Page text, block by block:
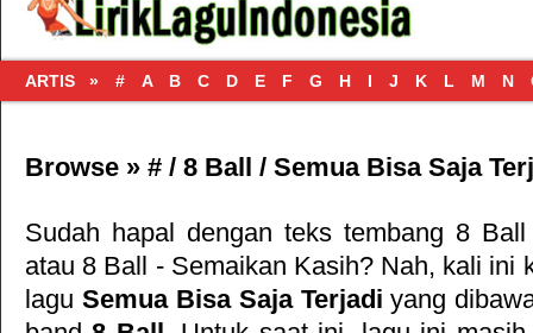
ARTIS » # A B C D E F G H I J K L M N
Browse » # / 8 Ball / Semua Bisa Saja
Sudah hapal dengan teks tembang 8 Ball
atau 8 Ball - Semaikan Kasih? Nah, kali ini
lagu Semua Bisa Saja Terjadi yang